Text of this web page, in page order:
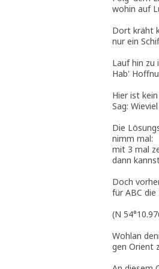
wohin auf
Dort kräht
nur ein
Lauf hin zu
Hab'
Hier ist
Sag:
Die
nimm mal:
mit 3 mal
dann
Doch
für ABC die
(N
Wohlan
gen Orient